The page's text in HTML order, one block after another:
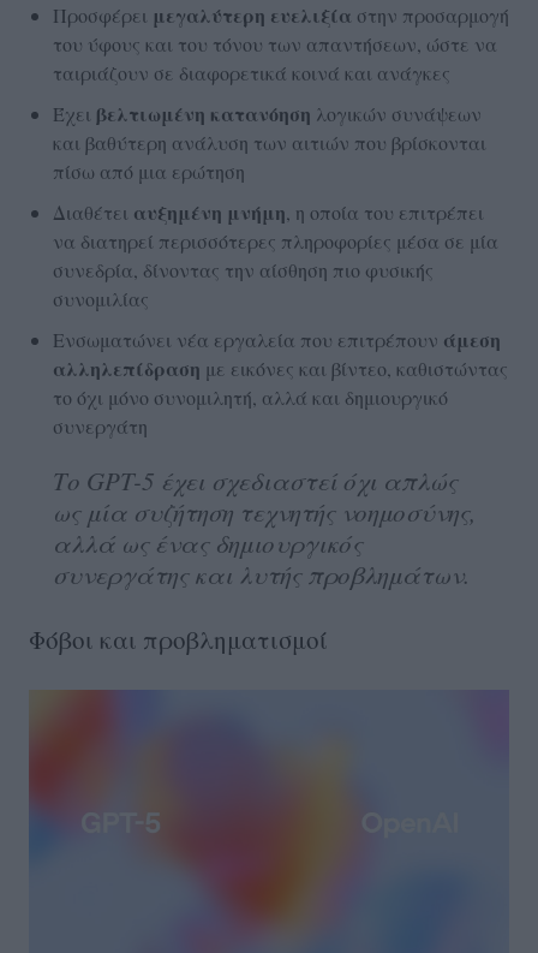
Προσφέρει μεγαλύτερη ευελιξία στην προσαρμογή
του ύφους και του τόνου των απαντήσεων, ώστε να
ταιριάζουν σε διαφορετικά κοινά και ανάγκες
Έχει βελτιωμένη κατανόηση λογικών συνάψεων
και βαθύτερη ανάλυση των αιτιών που βρίσκονται
πίσω από μια ερώτηση
Διαθέτει αυξημένη μνήμη, η οποία του επιτρέπει
να διατηρεί περισσότερες πληροφορίες μέσα σε μία
συνεδρία, δίνοντας την αίσθηση πιο φυσικής
συνομιλίας
Ενσωματώνει νέα εργαλεία που επιτρέπουν άμεση
αλληλεπίδραση με εικόνες και βίντεο, καθιστώντας
το όχι μόνο συνομιλητή, αλλά και δημιουργικό
συνεργάτη
Το GPT-5 έχει σχεδιαστεί όχι απλώς
ως μία συζήτηση τεχνητής νοημοσύνης,
αλλά ως ένας δημιουργικός
συνεργάτης και λυτής προβλημάτων.
Φόβοι και προβληματισμοί